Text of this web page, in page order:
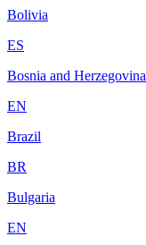
Bolivia
ES
Bosnia and Herzegovina
EN
Brazil
BR
Bulgaria
EN